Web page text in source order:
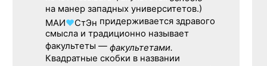
на манер западных университетов.)
МАИ♥СтЭн придерживается здравого
смысла и традиционно называет
факультеты — факультетами.
Квадратные скобки в названии